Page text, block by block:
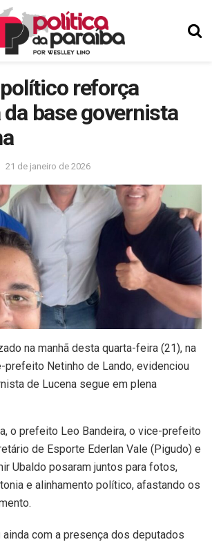
reforça
base governista
21 de janeiro de 2026
na manhã desta quarta-feira (21), na
prefeito Netinho de Lando, evidenciou
de Lucena segue em plena
o prefeito Leo Bandeira, o vice-prefeito
de Esporte Ederlan Vale (Pigudo) e
Ubaldo posaram juntos para fotos,
e alinhamento político, afastando os
ainda com a presença dos deputados